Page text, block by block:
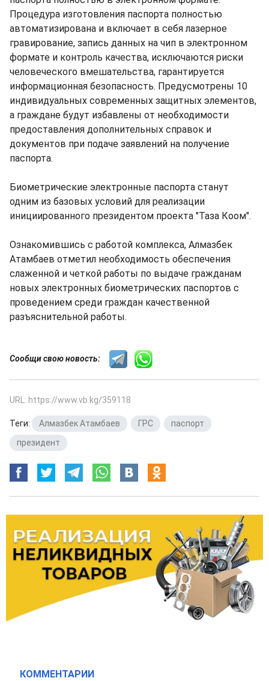
Процедура изготовления паспорта полностью
автоматизирована и включает в себя лазерное
гравирование, запись данных на чип в электронном
формате и контроль качества, исключаются риски
человеческого вмешательства, гарантируется
информационная безопасность. Предусмотрены 10
индивидуальных современных защитных элементов,
а граждане будут избавлены от необходимости
предоставления дополнительных справок и
документов при подаче заявлений на получение
паспорта.
Биометрические электронные паспорта станут
одним из базовых условий для реализации
инициированного президентом проекта "Таза Коом".
Ознакомившись с работой комплекса, Алмазбек
Атамбаев отметил необходимость обеспечения
слаженной и четкой работы по выдаче гражданам
новых электронных биометрических паспортов с
проведением среди граждан качественной
разъяснительной работы.
Сообщи свою новость:
URL: https://www.vb.kg/359118
Теги: Алмазбек Атамбаев ГРС паспорт
президент
КОММЕНТАРИИ